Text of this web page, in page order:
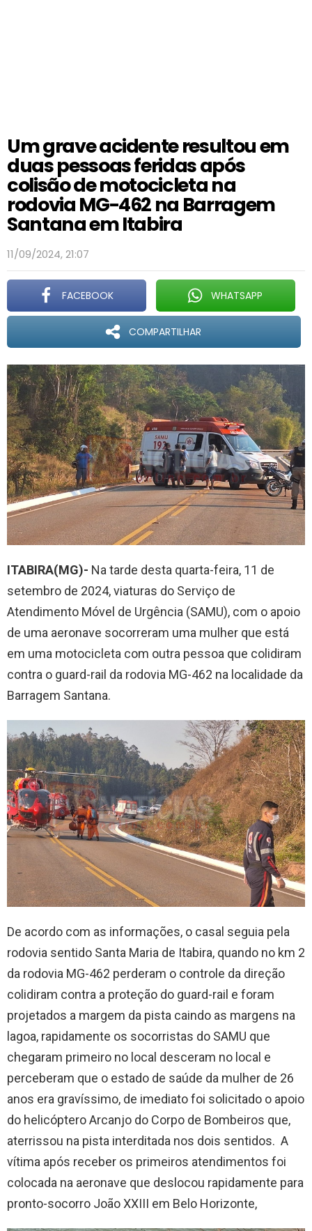
Um grave acidente resultou em
duas pessoas feridas após
colisão de motocicleta na
rodovia MG-462 na Barragem
Santana em Itabira
11/09/2024, 21:07
FACEBOOK WHATSAPP
COMPARTILHAR
ITABIRA(MG)- Na tarde desta quarta-feira, 11 de
setembro de 2024, viaturas do Serviço de
Atendimento Móvel de Urgência (SAMU), com o apoio
de uma aeronave socorreram uma mulher que está
em uma motocicleta com outra pessoa que colidiram
contra o guard-rail da rodovia MG-462 na localidade da
Barragem Santana.
De acordo com as informações, o casal seguia pela
rodovia sentido Santa Maria de Itabira, quando no km 2
da rodovia MG-462 perderam o controle da direção
colidiram contra a proteção do guard-rail e foram
projetados a margem da pista caindo as margens na
lagoa, rapidamente os socorristas do SAMU que
chegaram primeiro no local desceram no local e
perceberam que o estado de saúde da mulher de 26
anos era gravíssimo, de imediato foi solicitado o apoio
do helicóptero Arcanjo do Corpo de Bombeiros que,
aterrissou na pista interditada nos dois sentidos. A
vítima após receber os primeiros atendimentos foi
colocada na aeronave que deslocou rapidamente para
pronto-socorro João XXIII em Belo Horizonte,